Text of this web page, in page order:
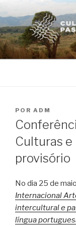
para
o
conteúdo
PUBLICADO
EM
POR ADM
Culturas
provisório
No dia 25 de
Internacional
intercultural e
língua